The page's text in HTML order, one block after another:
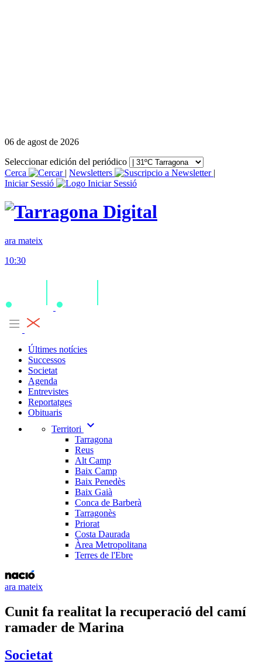
06 de agost de 2026
Seleccionar edición del periódico
Cerca
| Newsletters
|
Iniciar Sessió
ara mateix
10:30
Últimes notícies
Successos
Societat
Agenda
Entrevistes
Reportatges
Obituaris
Territori
expand_more
Tarragona
Reus
Alt Camp
Baix Camp
Baix Penedès
Baix Gaià
Conca de Barberà
Tarragonès
Priorat
Costa Daurada
Àrea Metropolitana
Terres de l'Ebre
ara mateix
Cunit fa realitat la recuperació del camí
ramader de Marina
Societat